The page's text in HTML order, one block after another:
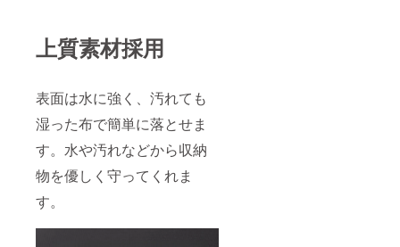
上質素材採用
表面は水に強く、汚れても
湿った布で簡単に落とせま
す。水や汚れなどから収納
物を優しく守ってくれま
す。